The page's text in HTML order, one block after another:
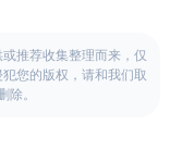
推荐收集整理而来，仅
您的版权，请和我们取
。